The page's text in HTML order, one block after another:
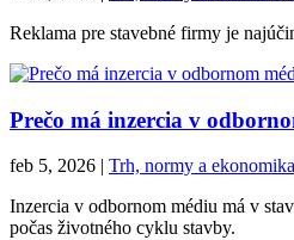
Reklama pre stavebné firmy je
Prečo má inzercia v
feb 5, 2026 | Trh, normy a ekonomika
Inzercia v odbornom médiu má v
počas životného cyklu stavby.